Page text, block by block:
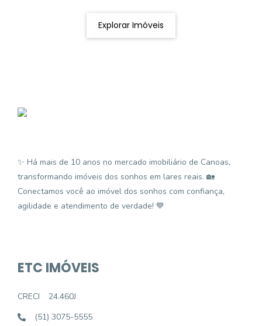
Explorar Imóveis
✨ Há mais de 10 anos no mercado imobiliário de Canoas,
transformando imóveis dos sonhos em lares reais. 🏡
Conectamos você ao imóvel dos sonhos com confiança,
agilidade e atendimento de verdade! 💙
ETC IMÓVEIS
CRECI
24.460J
(51) 3075-5555